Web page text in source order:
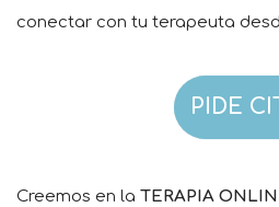
conectar con tu terapeuta
PIDE
Creemos en la TERAPIA